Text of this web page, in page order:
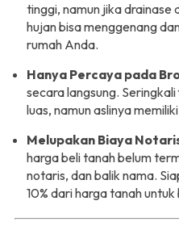
tinggi, namun jika drainase
hujan bisa menggenang
rumah Anda.
Hanya Percaya pada
secara langsung.
luas, namun aslinya
Melupakan Biaya
harga beli tanah belum
notaris, dan balik nama.
10% dari harga tanah